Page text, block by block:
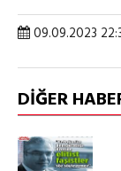
09.09.2023
DİĞER